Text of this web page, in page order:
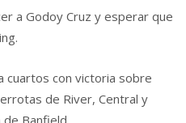
a Godoy Cruz y esperar que
cuartos con victoria sobre
de River, Central y